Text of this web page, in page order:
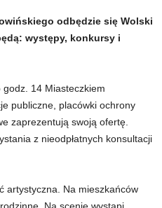
odbędzie się Wolski
występy, konkursy i
14 Miasteczkiem
publiczne, placówki ochrony
zaprezentują swoją ofertę.
z nieodpłatnych konsultacji
artystyczna. Na mieszkańców